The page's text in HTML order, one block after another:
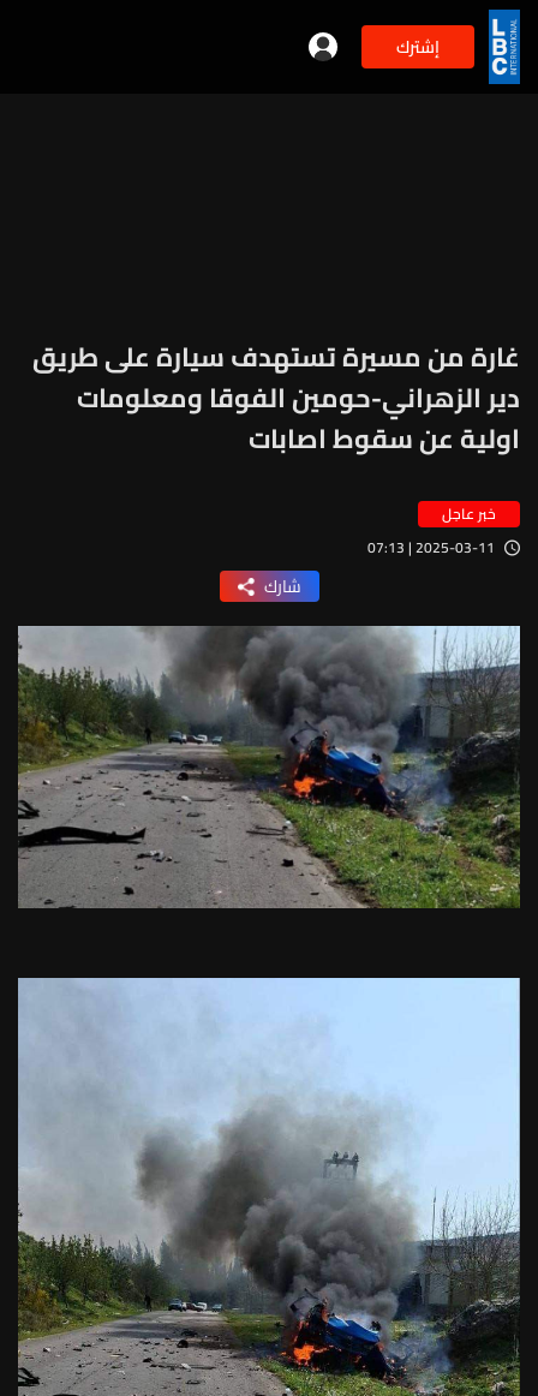
إشترك
غارة من مسيرة تستهدف سيارة على طريق
دير الزهراني-حومين الفوقا ومعلومات
اولية عن سقوط اصابات
خبر عاجل
2025-03-11 | 07:13
شارك